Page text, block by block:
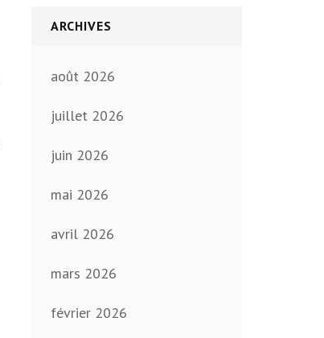
ARCHIVES
août 2026
juillet 2026
juin 2026
mai 2026
avril 2026
mars 2026
février 2026